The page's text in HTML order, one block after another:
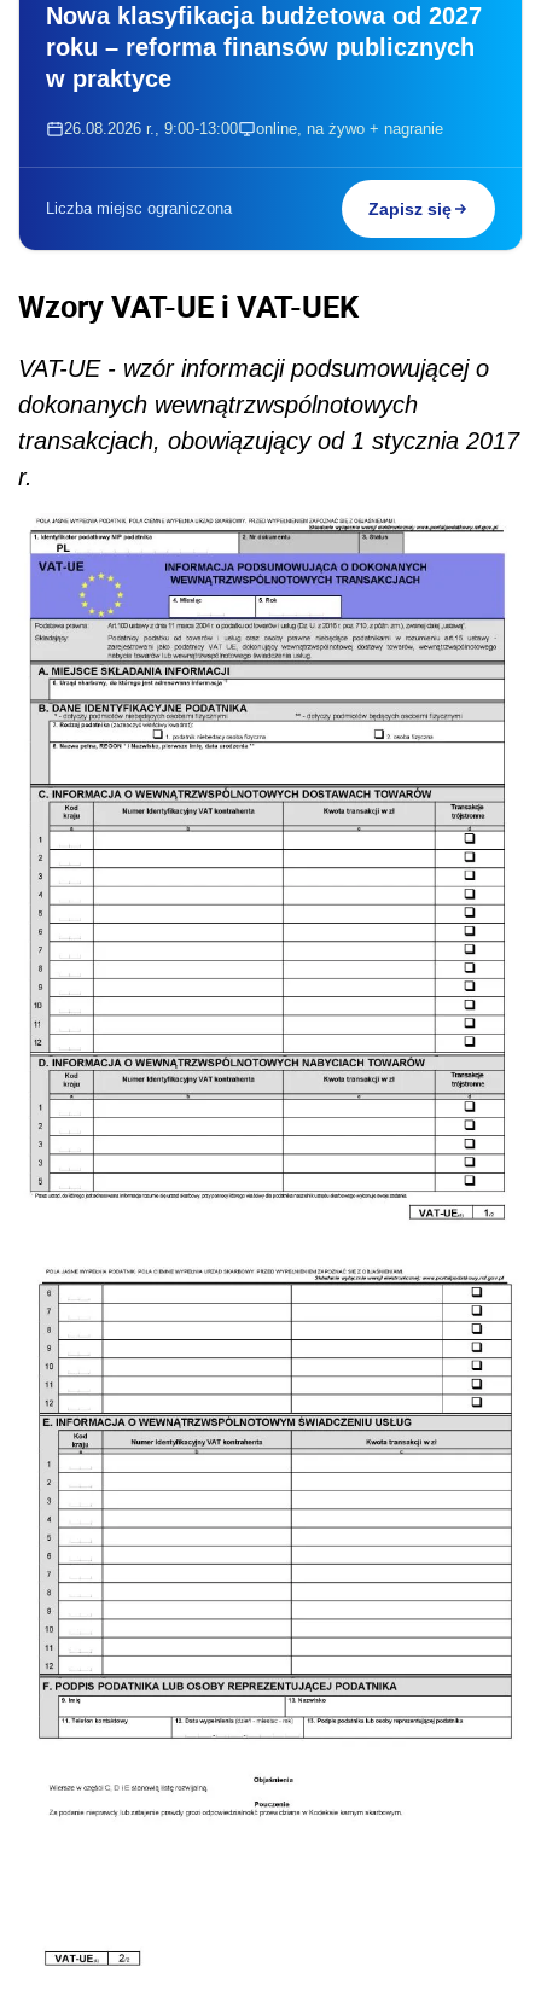
Nowa klasyfikacja budżetowa od 2027
roku – reforma finansów publicznych
w praktyce
26.08.2026 r., 9:00-13:00 online, na żywo + nagranie
Liczba miejsc ograniczona Zapisz się
Wzory VAT-UE i VAT-UEK
VAT-UE - wzór informacji podsumowującej o
dokonanych wewnątrzwspólnotowych
transakcjach, obowiązujący od 1 stycznia 2017
r.